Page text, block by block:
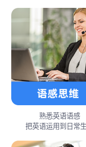
熟悉英语语感
把英语运用到日常